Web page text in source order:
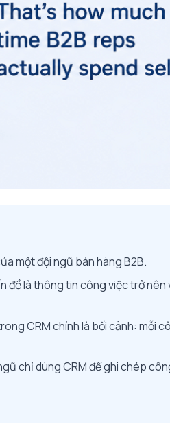
một đội ngũ bán hàng B2B.
đề là thông tin công việc trở nên
CRM chính là bối cảnh: mỗi
chỉ dùng CRM để ghi chép